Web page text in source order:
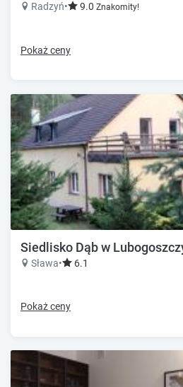
Radzyń• 9.0 Znakomity!
Pokaż ceny
Siedlisko Dąb w
Sława• 6.1
Pokaż ceny